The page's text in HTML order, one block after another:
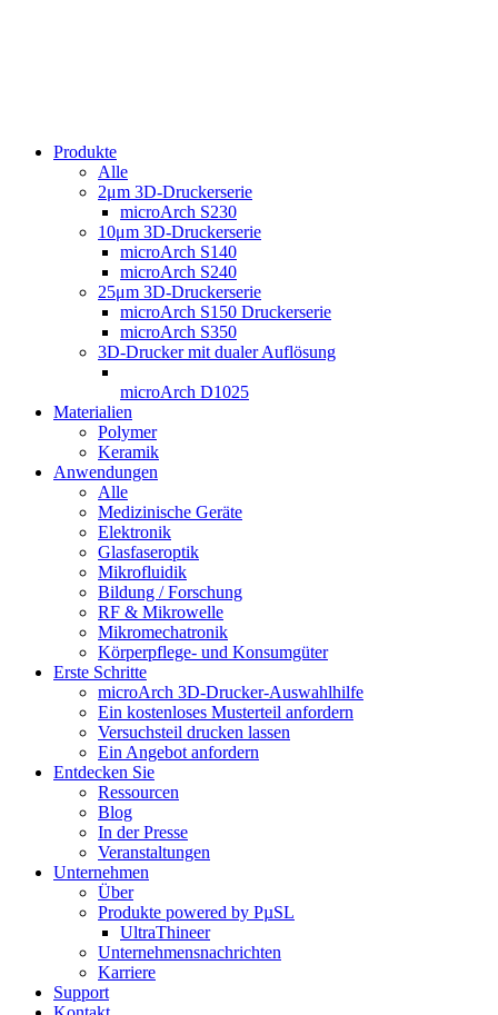
Produkte
Alle
2μm 3D-Druckerserie
microArch S230
10μm 3D-Druckerserie
microArch S140
microArch S240
25μm 3D-Druckerserie
microArch S150 Druckerserie
microArch S350
3D-Drucker mit dualer Auflösung
microArch D1025
Materialien
Polymer
Keramik
Anwendungen
Alle
Medizinische Geräte
Elektronik
Glasfaseroptik
Mikrofluidik
Bildung / Forschung
RF & Mikrowelle
Mikromechatronik
Körperpflege- und Konsumgüter
Erste Schritte
microArch 3D-Drucker-Auswahlhilfe
Ein kostenloses Musterteil anfordern
Versuchsteil drucken lassen
Ein Angebot anfordern
Entdecken Sie
Ressourcen
Blog
In der Presse
Veranstaltungen
Unternehmen
Über
Produkte powered by PµSL
UltraThineer
Unternehmensnachrichten
Karriere
Support